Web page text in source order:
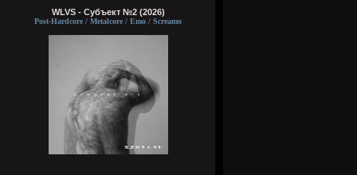
WLVS - Субъект №2 (2026)
Post-Hardcore / Metalcore / Emo / Screamo